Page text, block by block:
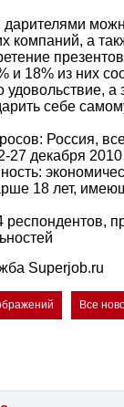
компаний, а
и 18% из них
а
себе
Россия,
27 декабря 2010
18 лет,
Superjob.ru
Все